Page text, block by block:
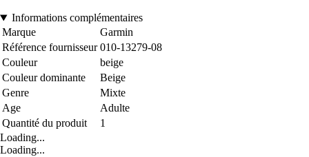
Informations complémentaires
Marque
Garmin
Référence fournisseur 010-13279-08
Couleur
beige
Couleur dominante
Beige
Genre
Mixte
Age
Adulte
Quantité du produit
1
Loading...
Loading...